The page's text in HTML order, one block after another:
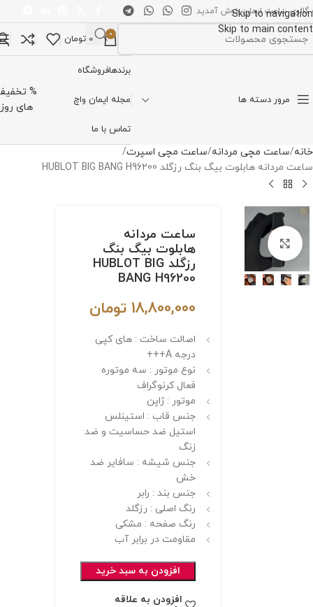
Skip to navigation
Skip to main content
گالری ساعت ایمان خوش آمدید
0
0 تومان
مرور دسته ها
برندهافروشگاه
مجله ایمان واچ
تماس با ما
%
های روز
خانه ساعت مچی مردانه ساعت مچی اسپرت
ساعت مردانه هابلوت بیگ بنگ رزگلد HUBLOT BIG BANG H96200
برای بزرگنمایی کلیک کنیدساعت مردانه
هابلوت بیگ بنگ
رزگلد HUBLOT BIG
BANG H96200
18,800,000 تومان
اصالت ساخت : های کپی
درجه A+++
نوع موتور : سه موتوره
فعال کرنوگراف
موتور : ژاپن
جنس قاب : استینلس
استیل ضد حساسیت و ضد
زنگ
جنس شیشه : سافایر ضد
خش
جنس بند : رابر
رنگ اصلی : رزگلد
رنگ صفحه : مشکی
مقاومت در برابر آب
افزودن به سبد خرید
افزودن به علاقه